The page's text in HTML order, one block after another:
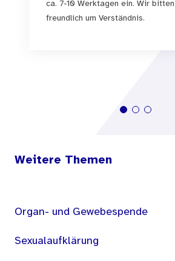
ca. 7-10 Werktagen ein. Wir bitten
freundlich um Verständnis.
Weitere Themen
Organ- und Gewebespende
Sexualaufklärung